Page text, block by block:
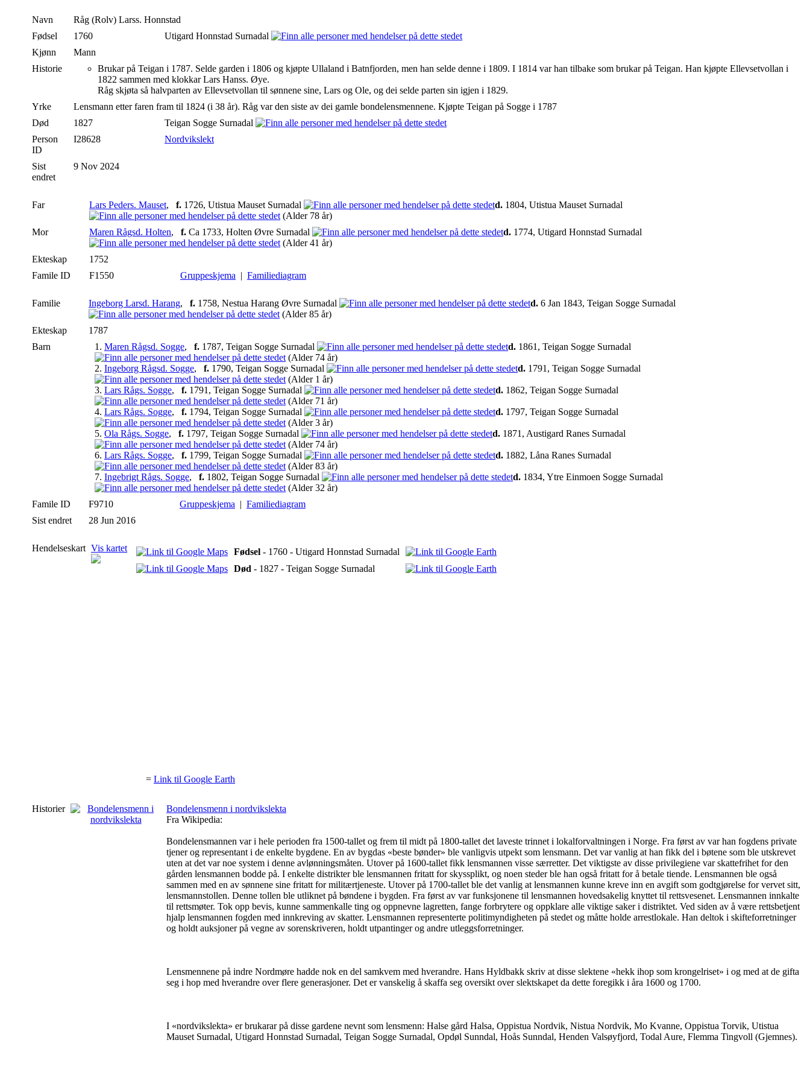
Navn Råg (Rolv) Larss. Honnstad
Fødsel
1760
Utigard Honnstad Surnadal
Kjønn
Mann
Historie
Brukar på Teigan i 1787. Selde garden i 1806 og kjøpte Ullaland i Batnfjorden, men han selde denne i 1809. I 1814 var han tilbake som brukar på Teigan. Han kjøpte Ellevsetvollan i
1822 sammen med klokkar Lars Hanss. Øye.
Råg skjøta så halvparten av Ellevsetvollan til sønnene sine, Lars og Ole, og dei selde parten sin igjen i 1829.
Yrke
Lensmann etter faren fram til 1824 (i 38 år). Råg var den siste av dei gamle bondelensmennene. Kjøpte Teigan på Sogge i 1787
Død
1827
Teigan Sogge Surnadal
Person
ID
I28628 Nordvikslekt
Sist
endret
9 Nov 2024
Far Lars Peders. Mauset, f. 1726, Utistua Mauset Surnadal d. 1804, Utistua Mauset Surnadal
(Alder 78 år)
Mor
Maren Rågsd. Holten, f. Ca 1733, Holten Øvre Surnadal d. 1774, Utigard Honnstad Surnadal
(Alder 41 år)
Ekteskap
1752
Famile ID
F1550 Gruppeskjema | Familiediagram
Familie Ingeborg Larsd. Harang, f. 1758, Nestua Harang Øvre Surnadal d. 6 Jan 1843, Teigan Sogge Surnadal
(Alder 85 år)
Ekteskap
1787
Barn
1. Maren Rågsd. Sogge, f. 1787, Teigan Sogge Surnadal d. 1861, Teigan Sogge Surnadal
(Alder 74 år)
2. Ingeborg Rågsd. Sogge, f. 1790, Teigan Sogge Surnadal d. 1791, Teigan Sogge Surnadal
(Alder 1 år)
3. Lars Rågs. Sogge, f. 1791, Teigan Sogge Surnadal d. 1862, Teigan Sogge Surnadal
(Alder 71 år)
4. Lars Rågs. Sogge, f. 1794, Teigan Sogge Surnadal d. 1797, Teigan Sogge Surnadal
(Alder 3 år)
5. Ola Rågs. Sogge, f. 1797, Teigan Sogge Surnadal d. 1871, Austigard Ranes Surnadal
(Alder 74 år)
6. Lars Rågs. Sogge, f. 1799, Teigan Sogge Surnadal d. 1882, Låna Ranes Surnadal
(Alder 83 år)
7. Ingebrigt Rågs. Sogge, f. 1802, Teigan Sogge Surnadal d. 1834, Ytre Einmoen Sogge Surnadal
(Alder 32 år)
Famile ID
F9710 Gruppeskjema | Familiediagram
Sist endret
28 Jun 2016
Hendelseskart Vis kartet Fødsel - 1760 - Utigard Honnstad Surnadal
Død - 1827 - Teigan Sogge Surnadal
= Link til Google Earth
Historier
Bondelensmenn i nordvikslekta
Fra Wikipedia:
Bondelensmannen var i hele perioden fra 1500-tallet og frem til midt på 1800-tallet det laveste trinnet i lokalforvaltningen i Norge. Fra først av var han fogdens private
tjener og representant i de enkelte bygdene. En av bygdas «beste bønder» ble vanligvis utpekt som lensmann. Det var vanlig at han fikk del i bøtene som ble utskrevet
uten at det var noe system i denne avlønningsmåten. Utover på 1600-tallet fikk lensmannen visse særretter. Det viktigste av disse privilegiene var skattefrihet for den
gården lensmannen bodde på. I enkelte distrikter ble lensmannen fritatt for skyssplikt, og noen steder ble han også fritatt for å betale tiende. Lensmannen ble også
sammen med en av sønnene sine fritatt for militærtjeneste. Utover på 1700-tallet ble det vanlig at lensmannen kunne kreve inn en avgift som godtgjørelse for vervet sitt,
lensmannstollen. Denne tollen ble utliknet på bøndene i bygden. Fra først av var funksjonene til lensmannen hovedsakelig knyttet til rettsvesenet. Lensmannen innkalte
til rettsmøter. Tok opp bevis, kunne sammenkalle ting og oppnevne lagretten, fange forbrytere og oppklare alle viktige saker i distriktet. Ved siden av å være rettsbetjent
hjalp lensmannen fogden med innkreving av skatter. Lensmannen representerte politimyndigheten på stedet og måtte holde arrestlokale. Han deltok i skifteforretninger
og holdt auksjoner på vegne av sorenskriveren, holdt utpantinger og andre utleggsforretninger.
Lensmennene på indre Nordmøre hadde nok en del samkvem med hverandre. Hans Hyldbakk skriv at disse slektene «hekk ihop som krongelriset» i og med at de gifta
seg i hop med hverandre over flere generasjoner. Det er vanskelig å skaffa seg oversikt over slektskapet da dette foregikk i åra 1600 og 1700.
I «nordvikslekta» er brukarar på disse gardene nevnt som lensmenn: Halse gård Halsa, Oppistua Nordvik, Nistua Nordvik, Mo Kvanne, Oppistua Torvik, Utistua
Mauset Surnadal, Utigard Honnstad Surnadal, Teigan Sogge Surnadal, Opdøl Sunndal, Hoås Sunndal, Henden Valsøyfjord, Todal Aure, Flemma Tingvoll (Gjemnes).